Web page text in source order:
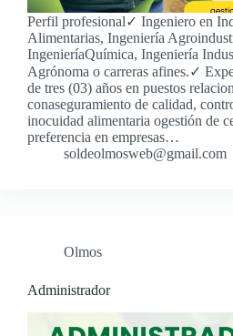
Perfil profesional✓ Ingeniero en
Alimentarias, Ingeniería
IngenieríaQuímica, Ingeniería
Agrónoma o carreras afines.✓
de tres (03) años en puestos
conaseguramiento de calidad,
inocuidad alimentaria ogestión de
preferencia en empresas…
soldeolmosweb@gmail.com
Olmos
Administrador